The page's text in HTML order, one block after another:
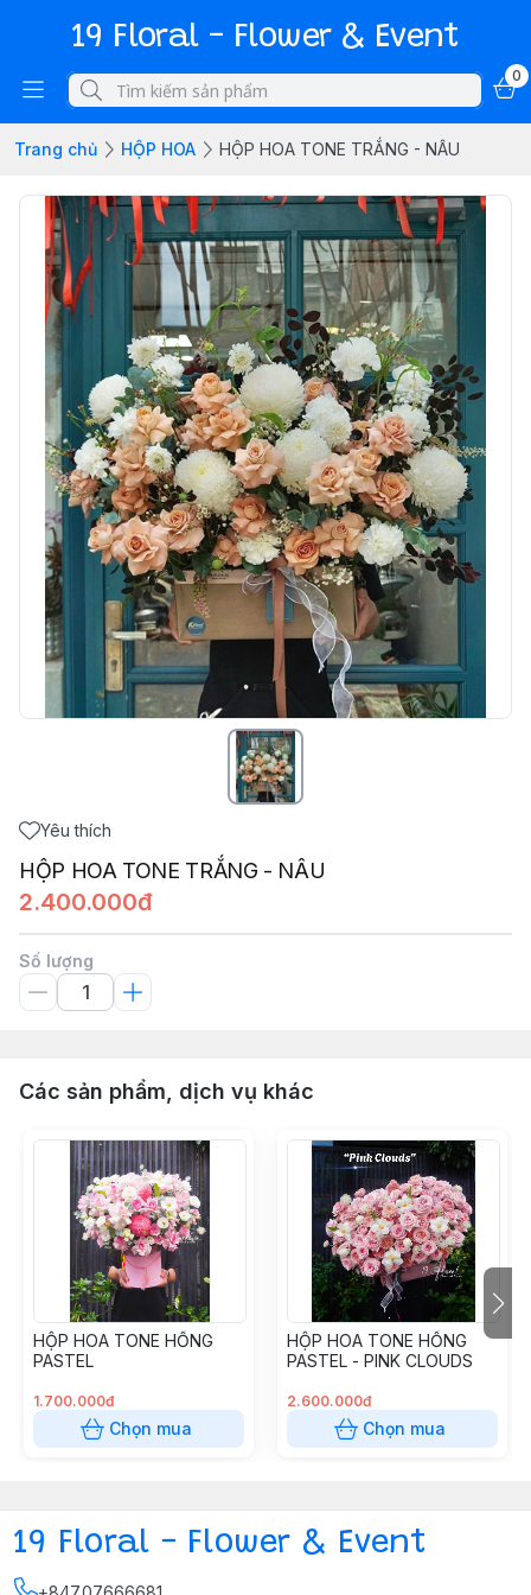
19 Floral - Flower & Event
0
Trang chủ HỘP HOA HỘP HOA TONE TRẮNG - NÂU
Yêu thích
HỘP HOA TONE TRẮNG - NÂU
2.400.000đ
Số lượng
Các sản phẩm, dịch vụ khác
HỘP HOA TONE HỒNG
PASTEL
1.700.000đ
Chọn mua
HỘP HOA TONE HỒNG
PASTEL - PINK CLOUDS
2.600.000đ
Chọn mua
19 Floral - Flower & Event